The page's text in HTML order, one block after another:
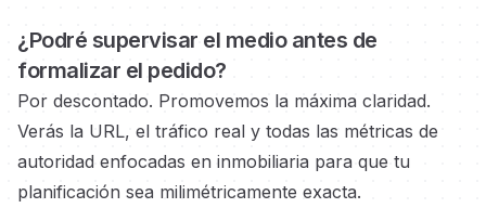
¿Podré supervisar el medio antes de
formalizar el pedido?
Por descontado. Promovemos la máxima claridad.
Verás la URL, el tráfico real y todas las métricas de
autoridad enfocadas en inmobiliaria para que tu
planificación sea milimétricamente exacta.